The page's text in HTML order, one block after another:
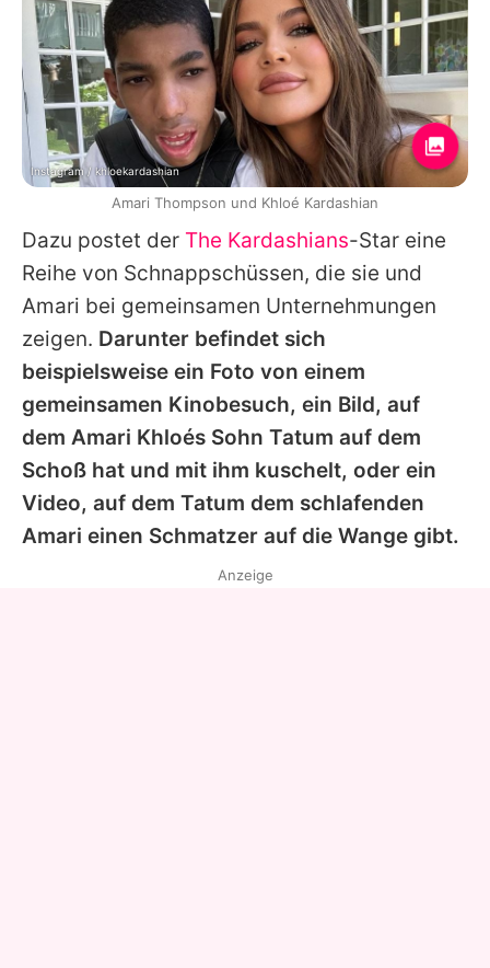
Dazu postet der The Kardashians-Star eine
Reihe von Schnappschüssen, die sie und
Amari bei gemeinsamen Unternehmungen
zeigen. Darunter befindet sich
beispielsweise ein Foto von einem
gemeinsamen Kinobesuch, ein Bild, auf
dem Amari Khloés Sohn Tatum auf dem
Schoß hat und mit ihm kuschelt, oder ein
Video, auf dem Tatum dem schlafenden
Amari einen Schmatzer auf die Wange gibt.
Instagram / khloekardashian
Amari Thompson und Khloé Kardashian
Anzeige